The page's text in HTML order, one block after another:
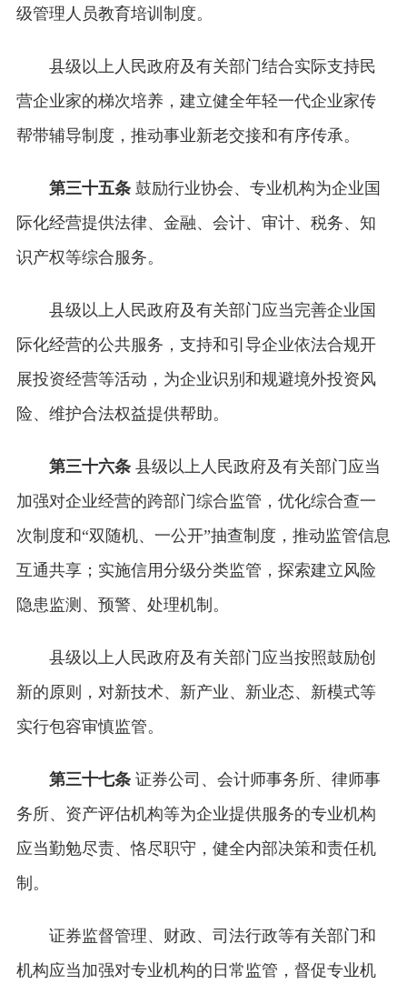
级管理人员教育培训制度。
县级以上人民政府及有关部门结合实际支持民
营企业家的梯次培养，建立健全年轻一代企业家传
帮带辅导制度，推动事业新老交接和有序传承。
第三十五条鼓励行业协会、专业机构为企业国
际化经营提供法律、金融、会计、审计、税务、知
识产权等综合服务。
县级以上人民政府及有关部门应当完善企业国
际化经营的公共服务，支持和引导企业依法合规开
展投资经营等活动，为企业识别和规避境外投资风
险、维护合法权益提供帮助。
第三十六条县级以上人民政府及有关部门应当
加强对企业经营的跨部门综合监管，优化综合查一
次制度和“双随机、一公开”抽查制度，推动监管信息
互通共享；实施信用分级分类监管，探索建立风险
隐患监测、预警、处理机制。
县级以上人民政府及有关部门应当按照鼓励创
新的原则，对新技术、新产业、新业态、新模式等
实行包容审慎监管。
第三十七条证券公司、会计师事务所、律师事
务所、资产评估机构等为企业提供服务的专业机构
应当勤勉尽责、恪尽职守，健全内部决策和责任机
制。
证券监督管理、财政、司法行政等有关部门和
机构应当加强对专业机构的日常监管，督促专业机